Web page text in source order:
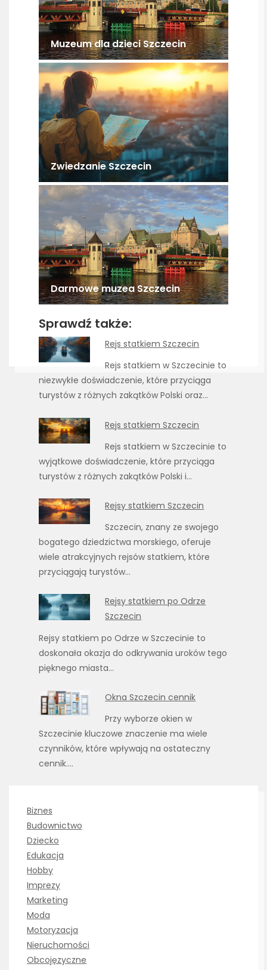
Muzeum dla dzieci Szczecin
Zwiedzanie Szczecin
Darmowe muzea Szczecin
Sprawdź także:
Rejs statkiem Szczecin
Rejs statkiem w Szczecinie to
niezwykłe doświadczenie, które przyciąga
turystów z różnych zakątków Polski oraz…
Rejs statkiem Szczecin
Rejs statkiem w Szczecinie to
wyjątkowe doświadczenie, które przyciąga
turystów z różnych zakątków Polski i…
Rejsy statkiem Szczecin
Szczecin, znany ze swojego
bogatego dziedzictwa morskiego, oferuje
wiele atrakcyjnych rejsów statkiem, które
przyciągają turystów…
Rejsy statkiem po Odrze
Szczecin
Rejsy statkiem po Odrze w Szczecinie to
doskonała okazja do odkrywania uroków tego
pięknego miasta…
Okna Szczecin cennik
Przy wyborze okien w
Szczecinie kluczowe znaczenie ma wiele
czynników, które wpływają na ostateczny
cennik.…
Biznes
Budownictwo
Dziecko
Edukacja
Hobby
Imprezy
Marketing
Moda
Motoryzacja
Nieruchomości
Obcojęzyczne